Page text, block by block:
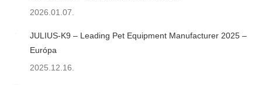
2026.01.07.
JULIUS-K9 – Leading Pet Equipment Manufacturer 2025 –
Európa
2025.12.16.